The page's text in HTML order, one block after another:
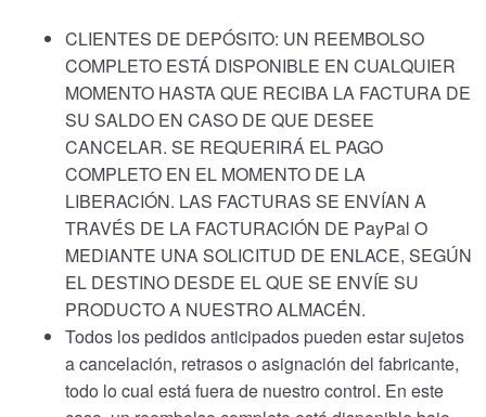
CLIENTES DE DEPÓSITO: UN REEMBOLSO
COMPLETO ESTÁ DISPONIBLE EN CUALQUIER
MOMENTO HASTA QUE RECIBA LA FACTURA DE
SU SALDO EN CASO DE QUE DESEE
CANCELAR. SE REQUERIRÁ EL PAGO
COMPLETO EN EL MOMENTO DE LA
LIBERACIÓN. LAS FACTURAS SE ENVÍAN A
TRAVÉS DE LA FACTURACIÓN DE PayPal O
MEDIANTE UNA SOLICITUD DE ENLACE, SEGÚN
EL DESTINO DESDE EL QUE SE ENVÍE SU
PRODUCTO A NUESTRO ALMACÉN.
Todos los pedidos anticipados pueden estar sujetos
a cancelación, retrasos o asignación del fabricante,
todo lo cual está fuera de nuestro control. En este